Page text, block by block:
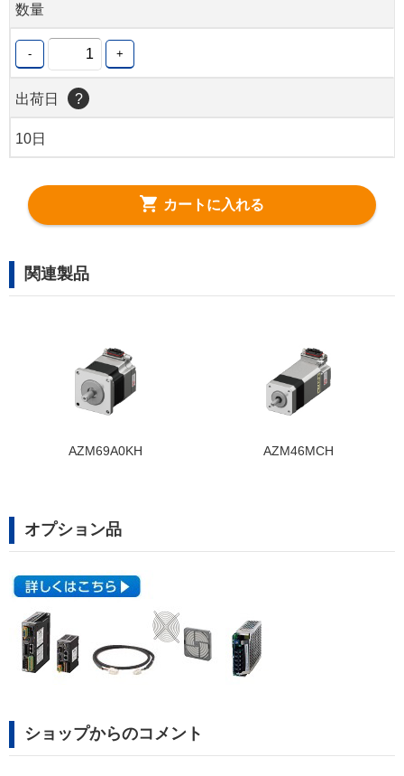
数量
- +
出荷日 ?
10日
カートに入れる
関連製品
AZM46MCH
VRXF-25B-K-
オプション品
ショップからのコメント